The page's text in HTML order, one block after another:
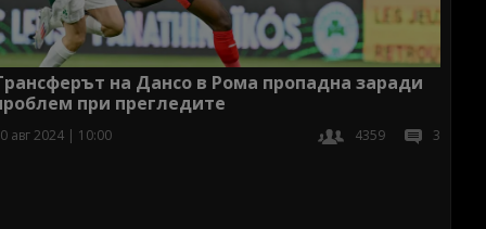
на Дансо в Рома пропадна заради
при прегледите
авг 2024 | 10:00 4359 3